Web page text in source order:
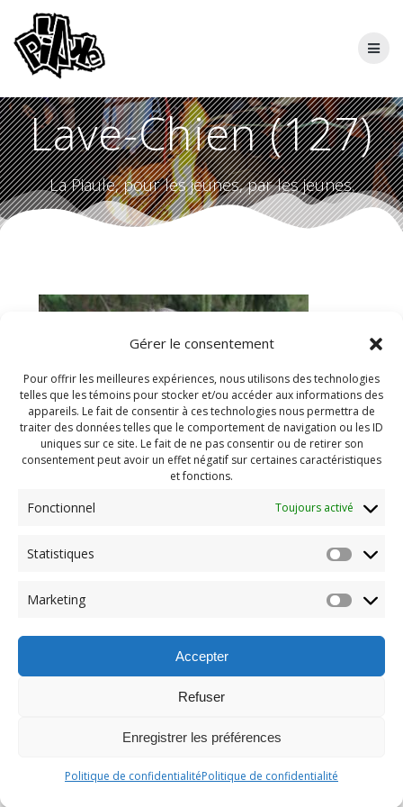
Gérer le consentement
Pour offrir les meilleures expériences, nous utilisons des technologies
telles que les témoins pour stocker et/ou accéder aux informations des
appareils. Le fait de consentir à ces technologies nous permettra de
traiter des données telles que le comportement de navigation ou les ID
uniques sur ce site. Le fait de ne pas consentir ou de retirer son
consentement peut avoir un effet négatif sur certaines caractéristiques
et fonctions.
Fonctionnel Toujours activé
Statistiques
Marketing
Accepter
Refuser
Enregistrer les préférences
Politique de confidentialitéPolitique de confidentialité
Lave-Chien (127)
La Piaule, pour les jeunes, par les jeunes.
Navigation
de
l'article
Previous
Lave-Chien (127)
© 2026 Maison des Jeunes de Boucherville.